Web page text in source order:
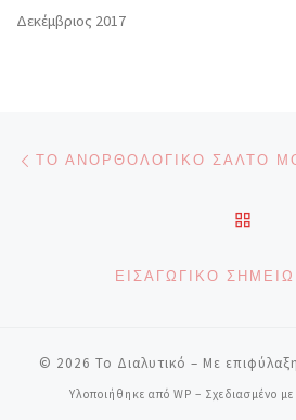
Δεκέμβριος 2017
Πλοήγηση
ΕΙΣΑΓΩΓΙΚΌ
© 2026 Το Διαλυτικό – Με
Υλοποιήθηκε από WP – Σχεδιασμένο με